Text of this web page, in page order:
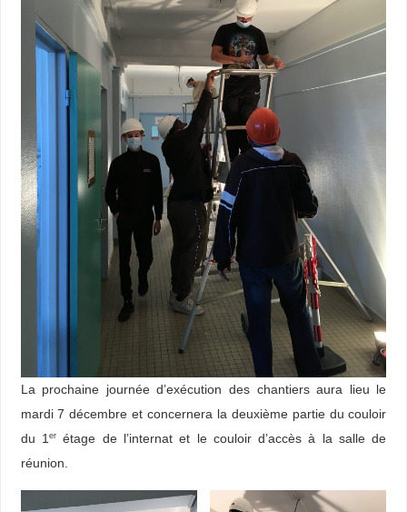
La prochaine journée d’exécution des chantiers aura lieu le
mardi 7 décembre et concernera la deuxième partie du couloir
du 1 erétage de l’internat et le couloir d’accès à la salle de
réunion.